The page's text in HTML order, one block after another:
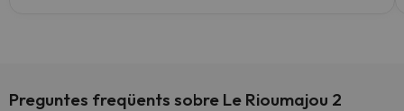
Preguntes freqüents sobre Le Rioumajou 2